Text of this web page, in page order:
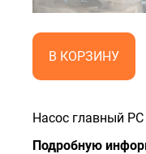
В КОРЗИНУ
Насос главный
Подробную